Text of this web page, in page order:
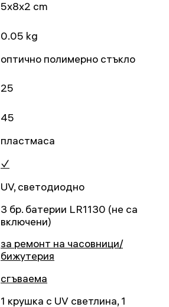
5x8x2 cm
0.05 kg
оптично полимерно стъкло
25
45
пластмаса
✓
UV, светодиодно
3 бр. батерии LR1130 (не са
включени)
за ремонт на часовници/
бижутерия
сгъваема
1 крушка с UV светлина, 1